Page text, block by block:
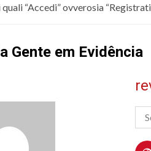
“Accedi” ovverosia “Registrati
Gente em Evidência